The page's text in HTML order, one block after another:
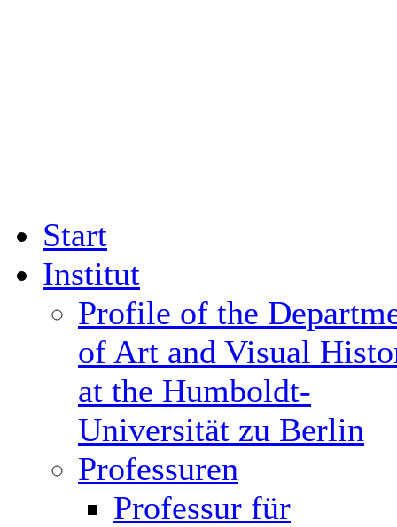
Start
Institut
Profile of the
of Art and Visual
at the Humboldt-
Universität zu Berlin
Professuren
Professur für